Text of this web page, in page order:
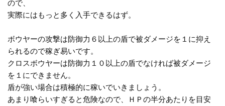
ので、
実際にはもっと多く入手できるはず。
ボウヤーの攻撃は防御力６以上の盾で被ダメージを１に抑え
られるので稼ぎ易いです。
クロスボウヤーは防御力１０以上の盾でなければ被ダメージ
を１にできません。
盾が強い場合は積極的に稼いでいきましょう。
あまり喰らいすぎると危険なので、ＨＰの半分あたりを目安